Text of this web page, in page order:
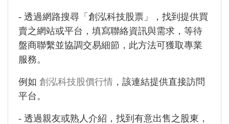
- 透過網路搜尋「創泓科技股票」，找到提供買
賣之網站或平台，填寫聯絡資訊與需求，等待
盤商聯繫並協調交易細節，此方法可獲取專業
服務。
例如 創泓科技股價行情 ，該連結提供直接訪問
平台。
- 透過親友或熟人介紹，找到有意出售之股東，